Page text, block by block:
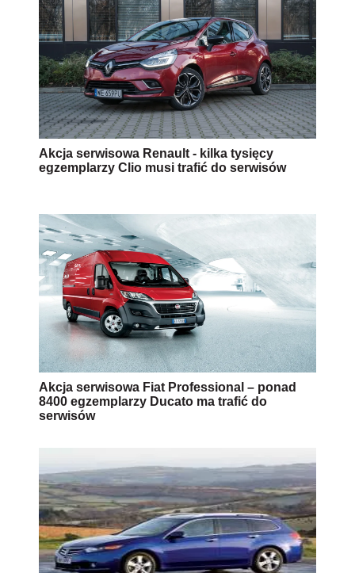
Akcja serwisowa Renault - kilka tysięcy
egzemplarzy Clio musi trafić do serwisów
Akcja serwisowa Fiat Professional – ponad
8400 egzemplarzy Ducato ma trafić do
serwisów